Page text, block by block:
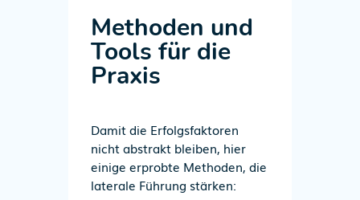
Methoden und
Tools für die
Praxis
Damit die Erfolgsfaktoren
nicht abstrakt bleiben, hier
einige erprobte Methoden, die
laterale Führung stärken: